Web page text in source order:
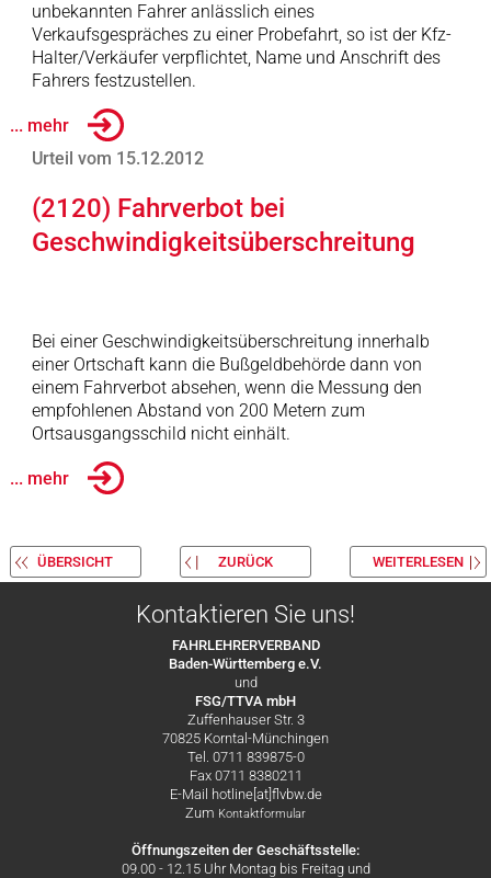
unbekannten Fahrer anlässlich eines
Verkaufsgespräches zu einer Probefahrt, so ist der Kfz-
Halter/Verkäufer verpflichtet, Name und Anschrift des
Fahrers festzustellen.
... mehr
Urteil vom 15.12.2012
(2120) Fahrverbot bei
Geschwindigkeitsüberschreitung
Bei einer Geschwindigkeitsüberschreitung innerhalb
einer Ortschaft kann die Bußgeldbehörde dann von
einem Fahrverbot absehen, wenn die Messung den
empfohlenen Abstand von 200 Metern zum
Ortsausgangsschild nicht einhält.
... mehr
ÜBERSICHT ZURÜCK WEITERLESEN
Kontaktieren Sie uns!
FAHRLEHRERVERBAND
Baden-Württemberg e.V.
und
FSG/TTVA mbH
Zuffenhauser Str. 3
70825 Korntal-Münchingen
Tel. 0711 839875-0
Fax 0711 8380211
E-Mail hotline[at]flvbw.de
Zum Kontaktformular
Öffnungszeiten der Geschäftsstelle:
09.00 - 12.15 Uhr Montag bis Freitag und